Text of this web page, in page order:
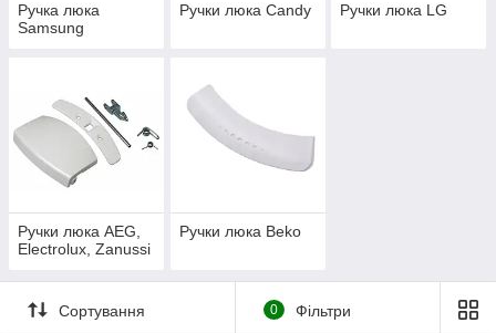
Ручка люка
Samsung
Ручки люка Candy Ручки люка LG
Ручки люка AEG,
Electrolux, Zanussi
Ручки люка Beko
Сортування 0 Фільтри